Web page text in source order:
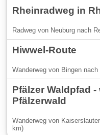
Rheinradweg in
Radweg von Neuburg nach
Hiwwel-Route
Wanderweg von Bingen
Pfälzer Waldpfad
Pfälzerwald
Wanderweg von
km)